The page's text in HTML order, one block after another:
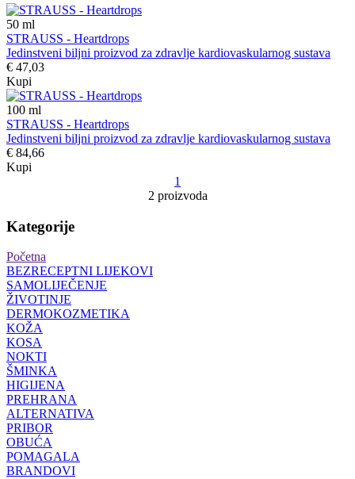
50 ml
STRAUSS - Heartdrops
Jedinstveni biljni proizvod za zdravlje kardiovaskularnog sustava
€ 47,03
Kupi
100 ml
STRAUSS - Heartdrops
Jedinstveni biljni proizvod za zdravlje kardiovaskularnog sustava
€ 84,66
Kupi
1
2 proizvoda
Kategorije
Početna
BEZRECEPTNI LIJEKOVI
SAMOLIJEČENJE
ŽIVOTINJE
DERMOKOZMETIKA
KOŽA
KOSA
NOKTI
ŠMINKA
HIGIJENA
PREHRANA
ALTERNATIVA
PRIBOR
OBUĆA
POMAGALA
BRANDOVI